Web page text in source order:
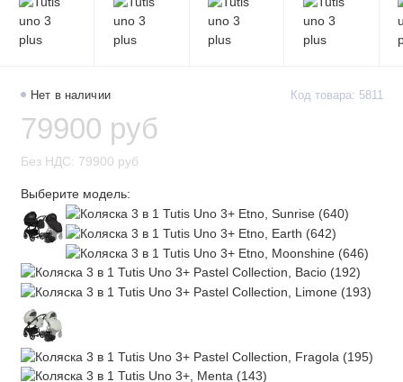
Нет в наличии Код товара: 5811
79900 руб
Без НДС: 79900 руб
Выберите модель: